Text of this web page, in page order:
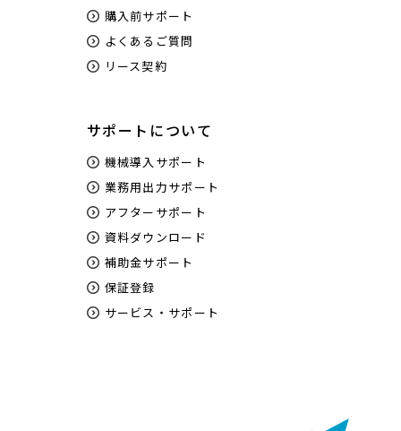
購入前サポート
よくあるご質問
リース契約
サポートについて
機械導入サポート
業務用出力サポート
アフターサポート
資料ダウンロード
補助金サポート
保証登録
サービス・サポート